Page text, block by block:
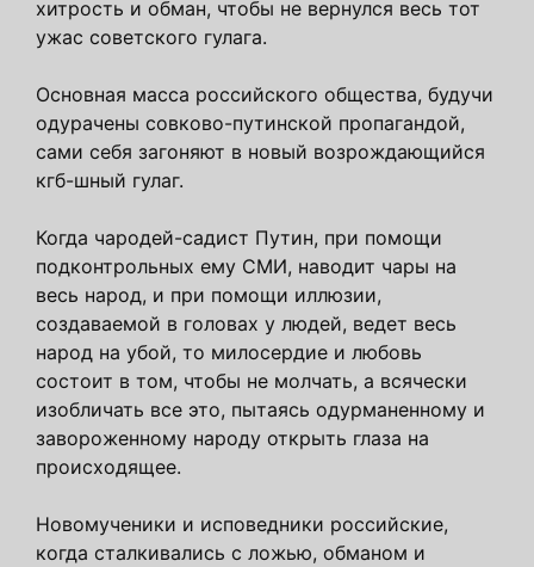
хитрость и обман, чтобы не вернулся весь тот
ужас советского гулага.
Основная масса российского общества, будучи
одурачены совково-путинской пропагандой,
сами себя загоняют в новый возрождающийся
кгб-шный гулаг.
Когда чародей-садист Путин, при помощи
подконтрольных ему СМИ, наводит чары на
весь народ, и при помощи иллюзии,
создаваемой в головах у людей, ведет весь
народ на убой, то милосердие и любовь
состоит в том, чтобы не молчать, а всячески
изобличать все это, пытаясь одурманенному и
завороженному народу открыть глаза на
происходящее.
Новомученики и исповедники российские,
когда сталкивались с ложью, обманом и